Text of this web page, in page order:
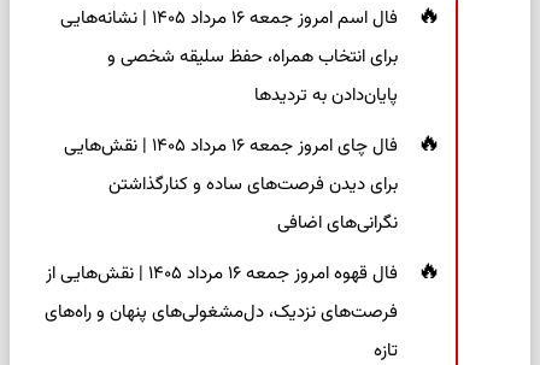
فال اسم امروز جمعه ۱۶ مرداد ۱۴۰۵ | نشانه‌هایی
برای انتخاب همراه، حفظ سلیقه شخصی و
پایان‌دادن به تردیدها
فال چای امروز جمعه ۱۶ مرداد ۱۴۰۵ | نقش‌هایی
برای دیدن فرصت‌های ساده و کنارگذاشتن
نگرانی‌های اضافی
فال قهوه امروز جمعه ۱۶ مرداد ۱۴۰۵ | نقش‌هایی از
فرصت‌های نزدیک، دل‌مشغولی‌های پنهان و راه‌های
تازه